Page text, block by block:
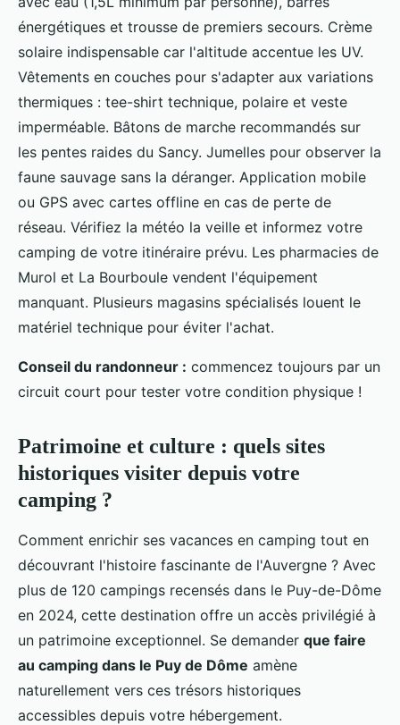
énergétiques et trousse de premiers secours. Crème
solaire indispensable car l'altitude accentue les UV.
Vêtements en couches pour s'adapter aux variations
thermiques : tee-shirt technique, polaire et veste
imperméable. Bâtons de marche recommandés sur
les pentes raides du Sancy. Jumelles pour observer la
faune sauvage sans la déranger. Application mobile
ou GPS avec cartes offline en cas de perte de
réseau. Vérifiez la météo la veille et informez votre
camping de votre itinéraire prévu. Les pharmacies de
Murol et La Bourboule vendent l'équipement
manquant. Plusieurs magasins spécialisés louent le
matériel technique pour éviter l'achat.
Conseil du randonneur : commencez toujours par un
circuit court pour tester votre condition physique !
Patrimoine et culture : quels sites
historiques visiter depuis votre
camping ?
Comment enrichir ses vacances en camping tout en
découvrant l'histoire fascinante de l'Auvergne ? Avec
plus de 120 campings recensés dans le Puy-de-Dôme
en 2024, cette destination offre un accès privilégié à
un patrimoine exceptionnel. Se demander que faire
au camping dans le Puy de Dôme amène
naturellement vers ces trésors historiques
accessibles depuis votre hébergement.